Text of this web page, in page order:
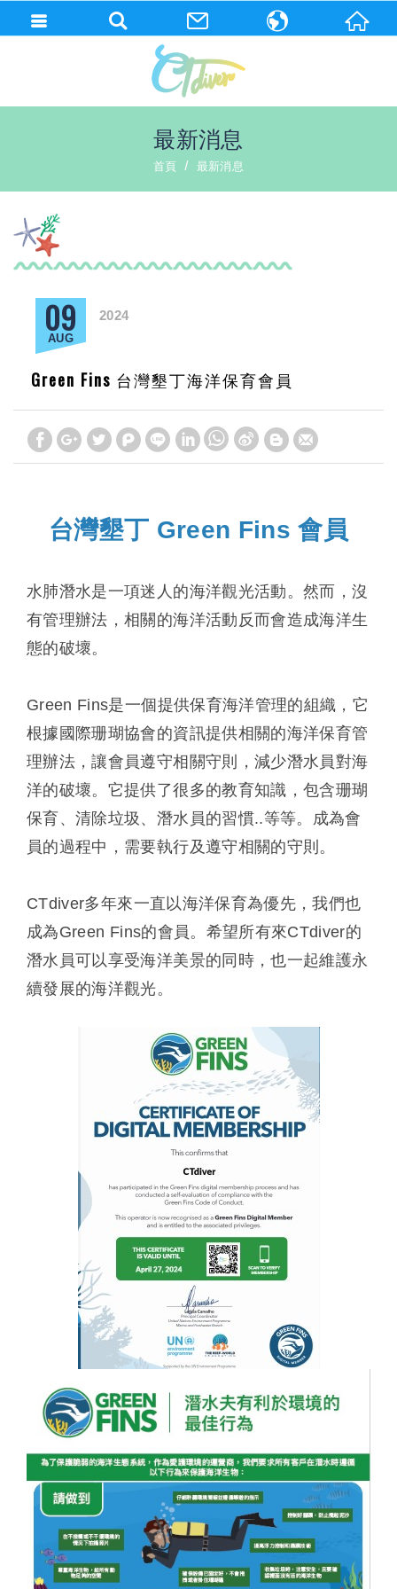
最新消息
首頁 最新消息
2024
09
AUG
Green Fins 台灣墾丁海洋保育會員
台灣墾丁 Green Fins 會員
水肺潛水是一項迷人的海洋觀光活動。然而，沒
有管理辦法，相關的海洋活動反而會造成海洋生
態的破壞。
Green Fins是一個提供保育海洋管理的組織，它
根據國際珊瑚協會的資訊提供相關的海洋保育管
理辦法，讓會員遵守相關守則，減少潛水員對海
洋的破壞。它提供了很多的教育知識，包含珊瑚
保育、清除垃圾、潛水員的習慣..等等。成為會
員的過程中，需要執行及遵守相關的守則。
CTdiver多年來一直以海洋保育為優先，我們也
成為Green Fins的會員。希望所有來CTdiver的
潛水員可以享受海洋美景的同時，也一起維護永
續發展的海洋觀光。
繁體中文
English